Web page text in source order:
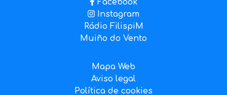
Facebook
Instagram
Rádio FilispiM
Muiño do Vento
Mapa Web
Aviso legal
Política de cookies